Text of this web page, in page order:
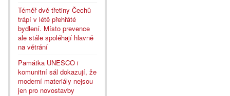
Téměř dvě třetiny Čechů
trápí v létě přehřáté
bydlení. Místo prevence
ale stále spoléhají hlavně
na větrání
Památka UNESCO i
komunitní sál dokazují, že
moderní materiály nejsou
jen pro novostavby